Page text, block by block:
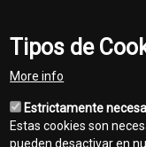
Tipos de
More info
Estrictamente
Estas cookies son
pueden desactivar en